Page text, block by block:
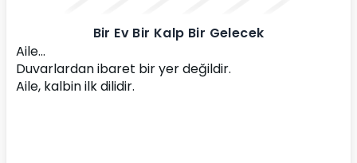
Bir Ev Bir Kalp Bir Gelecek
Aile…
Duvarlardan ibaret bir yer değildir.
Aile, kalbin ilk dilidir.